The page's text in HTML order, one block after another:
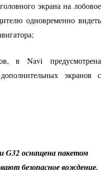
экрана на лобовое
одновременно видеть
в Navi предусмотрена
экранов с
G32 оснащена пакетом
безопасное вождение.